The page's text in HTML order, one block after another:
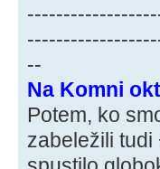
--
Na Komni
Potem, ko
zabeležili tudi